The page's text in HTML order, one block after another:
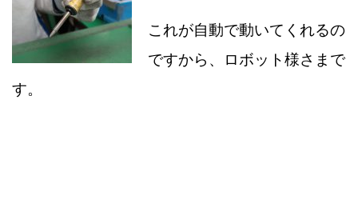
これが自動で動いてくれるの
ですから、ロボット様さまで
す。